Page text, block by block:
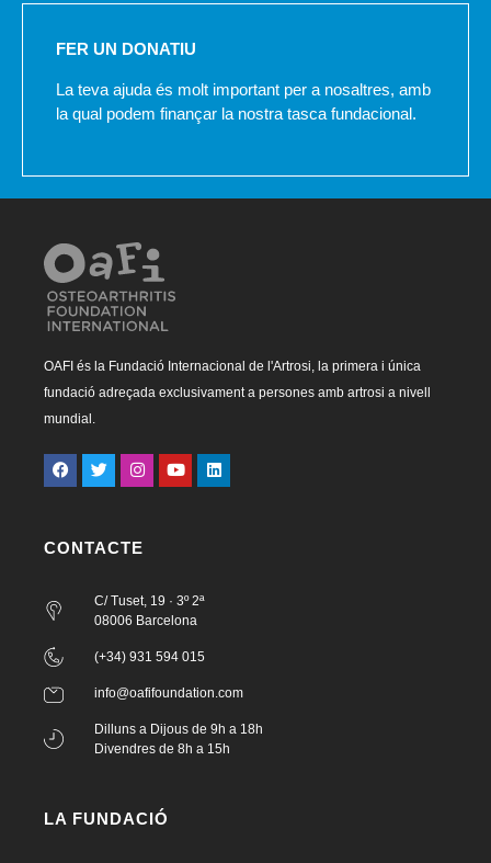
FER UN DONATIU
La teva ajuda és molt important per a nosaltres, amb
la qual podem finançar la nostra tasca fundacional.
OAFI és la Fundació Internacional de l'Artrosi, la primera i única
fundació adreçada exclusivament a persones amb artrosi a nivell
mundial.
CONTACTE
C/ Tuset, 19 · 3º 2ª
08006 Barcelona
(+34) 931 594 015
info@oafifoundation.com
Dilluns a Dijous de 9h a 18h
Divendres de 8h a 15h
LA FUNDACIÓ